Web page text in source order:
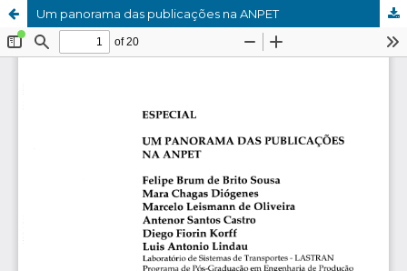
Um panorama das publicações na ANPET